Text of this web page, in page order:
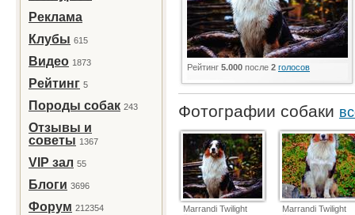
Реклама
Клубы 615
Видео 1873
Рейтинг 5
Породы собак 243
Отзывы и
советы 1367
VIP зал 55
Блоги 3696
Форум 212354
Рейтинг 5.000 после 2 голосов
Фотографии собаки
Marrandi Twilight
Marrandi Twilight